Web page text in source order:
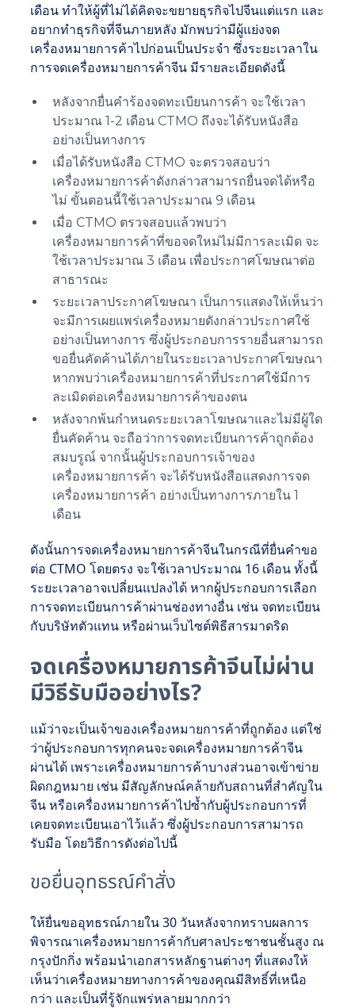
เดือน ทำให้ผู้ที่ไม่ได้คิดจะขยายธุรกิจไปจีนแต่แรก และ
อยากทำธุรกิจที่จีนภายหลัง มักพบว่ามีผู้แย่งจด
เครื่องหมายการค้าไปก่อนเป็นประจำ ซึ่งระยะเวลาใน
การจดเครื่องหมายการค้าจีน มีรายละเอียดดังนี้
หลังจากยื่นคำร้องจดทะเบียนการค้า จะใช้เวลา
ประมาณ 1-2 เดือน CTMO ถึงจะได้รับหนังสือ
อย่างเป็นทางการ
เมื่อได้รับหนังสือ CTMO จะตรวจสอบว่า
เครื่องหมายการค้าดังกล่าวสามารถยื่นจดได้หรือ
ไม่ ขั้นตอนนี้ใช้เวลาประมาณ 9 เดือน
เมื่อ CTMO ตรวจสอบแล้วพบว่า
เครื่องหมายการค้าที่ขอจดใหม่ไม่มีการละเมิด จะ
ใช้เวลาประมาณ 3 เดือน เพื่อประกาศโฆษณาต่อ
สาธารณะ
ระยะเวลาประกาศโฆษณา เป็นการแสดงให้เห็นว่า
จะมีการเผยแพร่เครื่องหมายดังกล่าวประกาศใช้
อย่างเป็นทางการ ซึ่งผู้ประกอบการรายอื่นสามารถ
ขอยื่นคัดค้านได้ภายในระยะเวลาประกาศโฆษณา
หากพบว่าเครื่องหมายการค้าที่ประกาศใช้มีการ
ละเมิดต่อเครื่องหมายการค้าของตน
หลังจากพ้นกำหนดระยะเวลาโฆษณาและไม่มีผู้ใด
ยื่นคัดค้าน จะถือว่าการจดทะเบียนการค้าถูกต้อง
สมบรูณ์ จากนั้นผู้ประกอบการเจ้าของ
เครื่องหมายการค้า จะได้รับหนังสือแสดงการจด
เครื่องหมายการค้า อย่างเป็นทางการภายใน 1
เดือน
ดังนั้นการจดเครื่องหมายการค้าจีนในกรณีที่ยื่นคำขอ
ต่อ CTMO โดยตรง จะใช้เวลาประมาณ 16 เดือน ทั้งนี้
ระยะเวลาอาจเปลี่ยนแปลงได้ หากผู้ประกอบการเลือก
การจดทะเบียนการค้าผ่านช่องทางอื่น เช่น จดทะเบียน
กับบริษัทตัวแทน หรือผ่านเว็บไซต์พิธีสารมาดริด
จดเครื่องหมายการค้าจีนไม่ผ่าน
มีวิธีรับมืออย่างไร?
แม้ว่าจะเป็นเจ้าของเครื่องหมายการค้าที่ถูกต้อง แต่ใช่
ว่าผู้ประกอบการทุกคนจะจดเครื่องหมายการค้าจีน
ผ่านได้ เพราะเครื่องหมายการค้าบางส่วนอาจเข้าข่าย
ผิดกฎหมาย เช่น มีสัญลักษณ์คล้ายกับสถานที่สำคัญใน
จีน หรือเครื่องหมายการค้าไปซ้ำกับผู้ประกอบการที่
เคยจดทะเบียนเอาไว้แล้ว ซึ่งผู้ประกอบการสามารถ
รับมือ โดยวิธีการดังต่อไปนี้
ขอยื่นอุทธรณ์คำสั่ง
ให้ยื่นขออุทธรณ์ภายใน 30 วันหลังจากทราบผลการ
พิจารณาเครื่องหมายการค้ากับศาลประชาชนชั้นสูง ณ
กรุงปักกิ่ง พร้อมนำเอกสารหลักฐานต่างๆ ที่แสดงให้
เห็นว่าเครื่องหมายทางการค้าของคุณมีสิทธิ์ที่เหนือ
กว่า และเป็นที่รู้จักแพร่หลายมากกว่า